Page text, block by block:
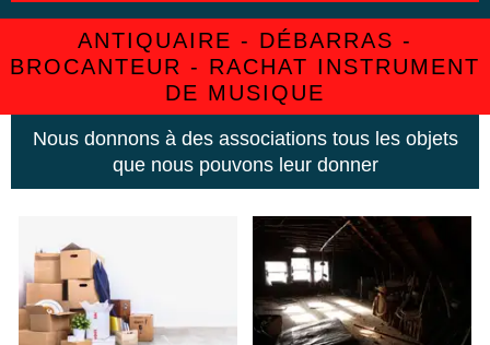
ANTIQUAIRE - DÉBARRAS -
BROCANTEUR - RACHAT INSTRUMENT
DE MUSIQUE
Nous donnons à des associations tous les objets
que nous pouvons leur donner